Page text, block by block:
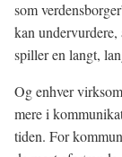
som
kan
spiller en langt,
Og enhver
mere i
tiden. For